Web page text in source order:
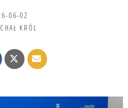
06-02
KRÓL